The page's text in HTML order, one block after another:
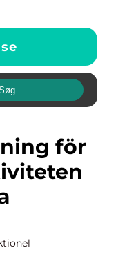
se